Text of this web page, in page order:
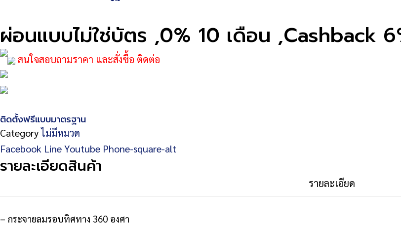
ผ่อนแบบไม่ใช่บัตร ,0% 10 เดือน ,Cashback
สนใจสอบถามราคา และสั่งซื้อ ติดต่อ
ติดตั้งฟรีแบบมาตรฐาน
Categoryไม่มีหมวด
Facebook LineYoutube Phone-square-alt
รายละเอียดสินค้า
รายละเอียด
– กระจายลมรอบทิศทาง 360 องศา